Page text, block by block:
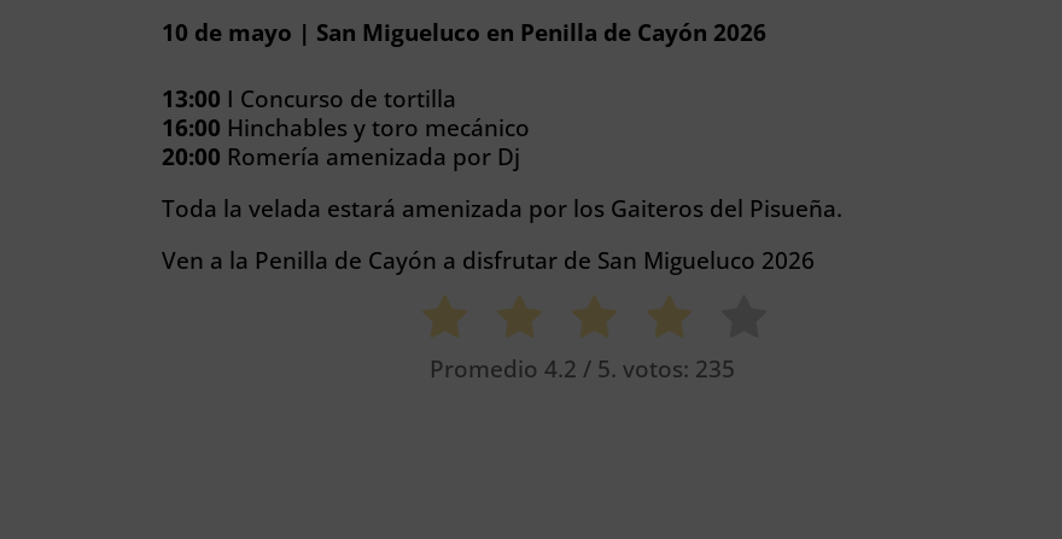
10 de mayo | San Migueluco en Penilla de Cayón 2026
13:00 I Concurso de tortilla
16:00 Hinchables y toro mecánico
20:00 Romería amenizada por Dj
Toda la velada estará amenizada por los Gaiteros del Pisueña.
Ven a la Penilla de Cayón a disfrutar de San Migueluco 2026
Promedio4.2 / 5. votos: 235